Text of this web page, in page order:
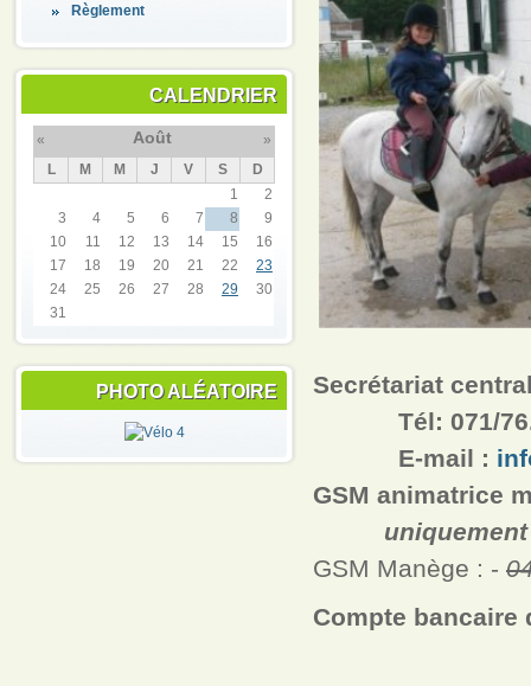
Règlement
CALENDRIER
« Août
»
L
M M J V S
D
1
2
3
4 5 6 7 8
9
10
11 12 13 14 15
16
17
18 19 20 21 22
23
24
25 26 27 28 29
30
31
PHOTO ALÉATOIRE
Secrétariat
Tél: 071/
E-mail :
GSM animatrice
uniquement
GSM Manège : -
Compte bancaire